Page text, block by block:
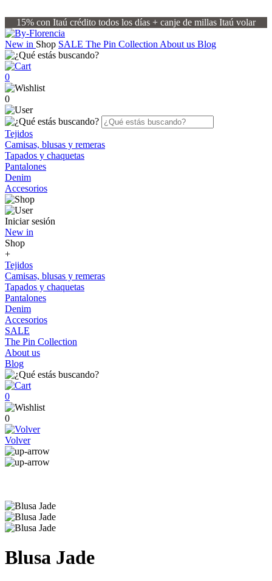
15% con Itaú crédito todos los días + canje de millas Itaú volar
New in Shop SALE The Pin Collection About us Blog
0
0
Tejidos
Camisas, blusas y remeras
Tapados y chaquetas
Pantalones
Denim
Accesorios
Iniciar sesión
New in
Shop
+
Tejidos
Camisas, blusas y remeras
Tapados y chaquetas
Pantalones
Denim
Accesorios
SALE
The Pin Collection
About us
Blog
0
0
Volver
Blusa Jade